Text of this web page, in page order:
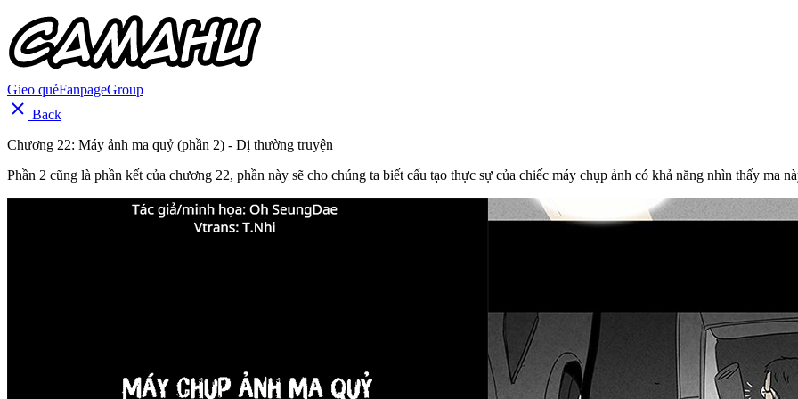
Gieo quẻFanpageGroup
Back
Chương 22: Máy ảnh ma quỷ (phần 2) - Dị thường truyện
Phần 2 cũng là phần kết của chương 22, phần này sẽ cho chúng ta biết cấu tạo thực sự của chiếc máy chụp ảnh có khả năng nhìn thấy ma